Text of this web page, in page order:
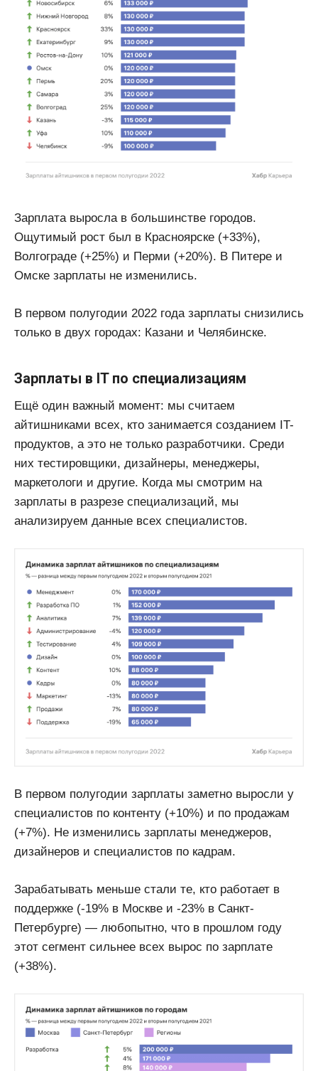
Зарплата выросла в большинстве городов.
Ощутимый рост был в Красноярске (+33%),
Волгограде (+25%) и Перми (+20%). В Питере и
Омске зарплаты не изменились.
В первом полугодии 2022 года зарплаты снизились
только в двух городах: Казани и Челябинске.
Зарплаты в IT по специализациям
Ещё один важный момент: мы считаем
айтишниками всех, кто занимается созданием IT-
продуктов, а это не только разработчики. Среди
них тестировщики, дизайнеры, менеджеры,
маркетологи и другие. Когда мы смотрим на
зарплаты в разрезе специализаций, мы
анализируем данные всех специалистов.
В первом полугодии зарплаты заметно выросли у
специалистов по контенту (+10%) и по продажам
(+7%). Не изменились зарплаты менеджеров,
дизайнеров и специалистов по кадрам.
Зарабатывать меньше стали те, кто работает в
поддержке (-19% в Москве и -23% в Санкт-
Петербурге) — любопытно, что в прошлом году
этот сегмент сильнее всех вырос по зарплате
(+38%).